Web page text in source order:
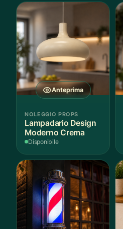
Anteprima
NOLEGGIO PROPS
Lampadario Design
Moderno Crema
Disponibile